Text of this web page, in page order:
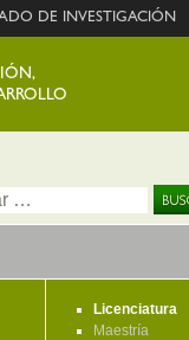
DE INVESTIGACIÓN
Licenciatura
Maestría